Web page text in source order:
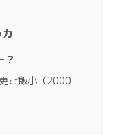
？
ご飯小（2000